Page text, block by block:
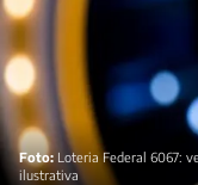
Foto: Loteria Federal 6067:
ilustrativa